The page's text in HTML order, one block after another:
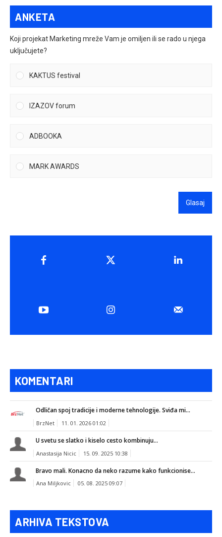
ANKETA
Koji projekat Marketing mreže Vam je omiljen ili se rado u njega
uključujete?
KAKTUS festival
IZAZOV forum
ADBOOKA
MARK AWARDS
Glasaj
KOMENTARI
Odličan spoj tradicije i moderne tehnologije. Sviđa mi...
BrzNet 11. 01. 2026 01:02
U svetu se slatko i kiselo cesto kombinuju...
Anastasija Nicic 15. 09. 2025 10:38
Bravo mali. Konacno da neko razume kako funkcionise...
Ana Miljkovic 05. 08. 2025 09:07
ARHIVA TEKSTOVA